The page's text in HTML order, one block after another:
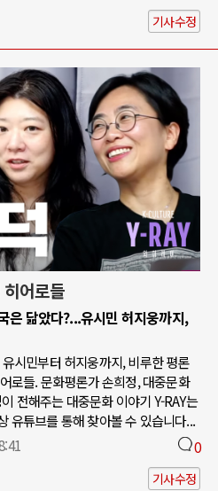
기사수정
어로들
은 닮았다?...유시민 허지웅까지,
시민부터 허지웅까지, 비루한 평론
로들. 문화평론가 손희정, 대중문화
전해주는 대중문화 이야기 Y-RAY는
유튜브를 통해 찾아볼 수 있습니다...
0
기사수정